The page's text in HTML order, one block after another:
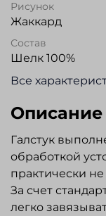
Рисунок
Жаккард
Состав
Шелк 100%
Все
Описание
Галстук
обработкой
практически
За счет
легко